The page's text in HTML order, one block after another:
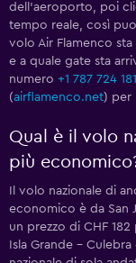
dell'aeroporto, poi
tempo reale, così
volo Air Flamenco
e a quale gate sta
numero +1 787 724
(airflamenco.net) per
Qual è il volo
più
Il volo nazionale di
economico è da San
un prezzo di CHF
Isla Grande -